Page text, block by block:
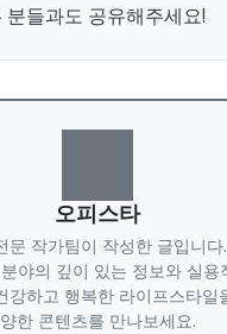
분들과도 공유해주세요!
오피스타
문 작가팀이 작성한 글입니
야의 깊이 있는 정보와 실용
강하고 행복한 라이프스타일
양한 콘텐츠를 만나보세요.